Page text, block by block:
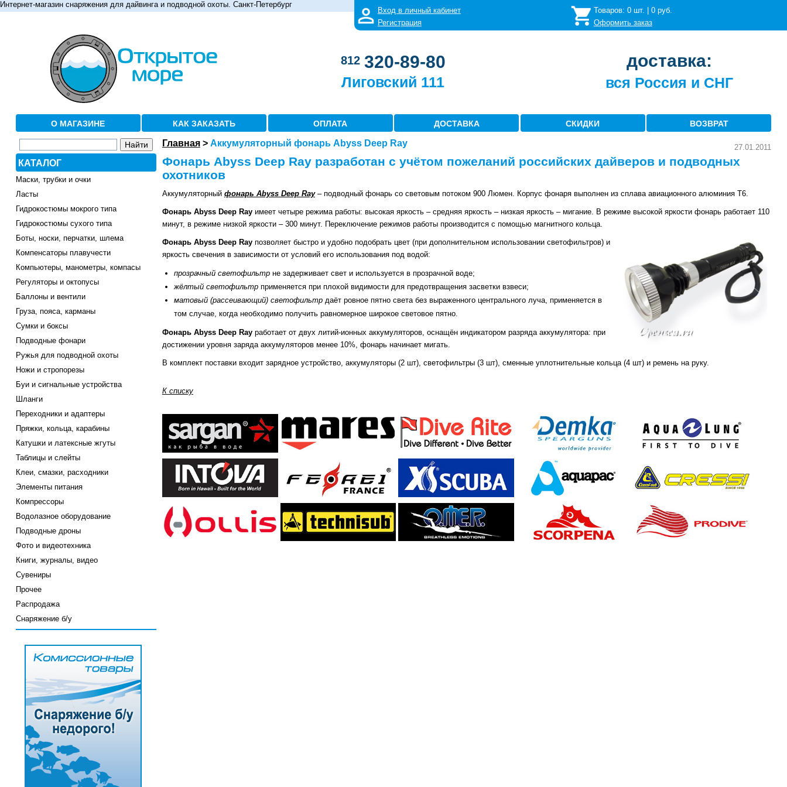
Интернет-магазин снаряжения для дайвинга и подводной охоты. Санкт-Петербург
Вход в личный кабинет
Регистрация
Товаров: 0шт. | 0руб.
Оформить заказ
812 320-89-80
Лиговский 111
доставка:
вся Россия и СНГ
О МАГАЗИНЕ КАК ЗАКАЗАТЬ ОПЛАТА ДОСТАВКА СКИДКИ ВОЗВРАТ
КАТАЛОГ
Маски, трубки и очки
Ласты
Гидрокостюмы мокрого типа
Гидрокостюмы сухого типа
Боты, носки, перчатки, шлема
Компенсаторы плавучести
Компьютеры, манометры, компасы
Регуляторы и октопусы
Баллоны и вентили
Груза, пояса, карманы
Сумки и боксы
Подводные фонари
Ружья для подводной охоты
Ножи и стропорезы
Буи и сигнальные устройства
Шланги
Переходники и адаптеры
Пряжки, кольца, карабины
Катушки и латексные жгуты
Таблицы и слейты
Клеи, смазки, расходники
Элементы питания
Компрессоры
Водолазное оборудование
Подводные дроны
Фото и видеотехника
Книги, журналы, видео
Сувениры
Прочее
Распродажа
Снаряжение б/у
Главная> Аккумуляторный фонарь Abyss Deep Ray 27.01.2011
Фонарь Abyss Deep Ray разработан с учётом пожеланий российских дайверов и подводных
охотников
Аккумуляторный фонарь Abyss Deep Ray – подводный фонарь со световым потоком 900 Люмен. Корпус фонаря выполнен из сплава авиационного алюминия T6.
Фонарь Abyss Deep Rayимеет четыре режима работы: высокая яркость – средняя яркость – низкая яркость – мигание. В режиме высокой яркости фонарь работает 110
минут, в режиме низкой яркости – 300 минут. Переключение режимов работы производится с помощью магнитного кольца.
Фонарь Abyss Deep Rayпозволяет быстро и удобно подобрать цвет (при дополнительном использовании светофильтров) и
яркость свечения в зависимости от условий его использования под водой:
прозрачныйсветофильтр не задерживает свет и используется в прозрачной воде;
жёлтый светофильтр применяется при плохой видимости для предотвращения засветки взвеси;
матовый (рассеивающий)светофильтр даёт ровное пятно света без выраженного центрального луча, применяется в
том случае, когда необходимо получить равномерное широкое световое пятно.
Фонарь Abyss Deep Rayработает от двух литий-ионных аккумуляторов, оснащён индикатором разряда аккумулятора: при
достижении уровня заряда аккумуляторов менее 10%, фонарь начинает мигать.
В комплект поставки входит зарядное устройство, аккумуляторы (2 шт), светофильтры (3 шт), сменные уплотнительные кольца (4 шт) и ремень на руку.
К списку